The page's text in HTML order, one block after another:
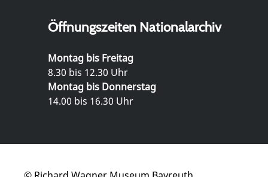
Öffnungszeiten Nationalarchiv
Montag bis Freitag
8.30 bis 12.30 Uhr
Montag bis Donnerstag
14.00 bis 16.30 Uhr